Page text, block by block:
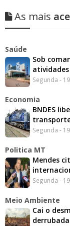
As mais
Saúde
Sob
Segunda -
Economia
BNDES
Segunda -
Politica MT
Mendes
Segunda -
Meio Ambiente
Cai o